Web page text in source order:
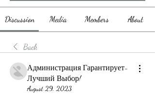
Discussion Media Members About
Back
Администрация Гарантирует-
Лучший Выбор!
August 29, 2023